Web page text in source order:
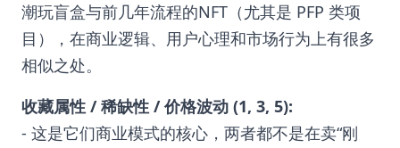
潮玩盲盒与前几年流程的NFT（尤其是 PFP 类项
目），在商业逻辑、用户心理和市场行为上有很多
相似之处。
收藏属性 / 稀缺性 / 价格波动 (1, 3, 5):
- 这是它们商业模式的核心，两者都不是在卖“刚